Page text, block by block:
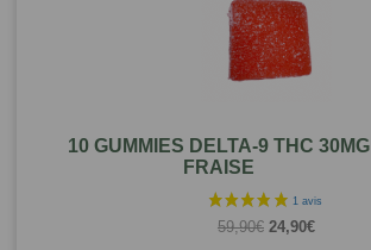
10 GUMMIES DELTA-9 THC 30MG
FRAISE
59,90€ Le
24,90€Le